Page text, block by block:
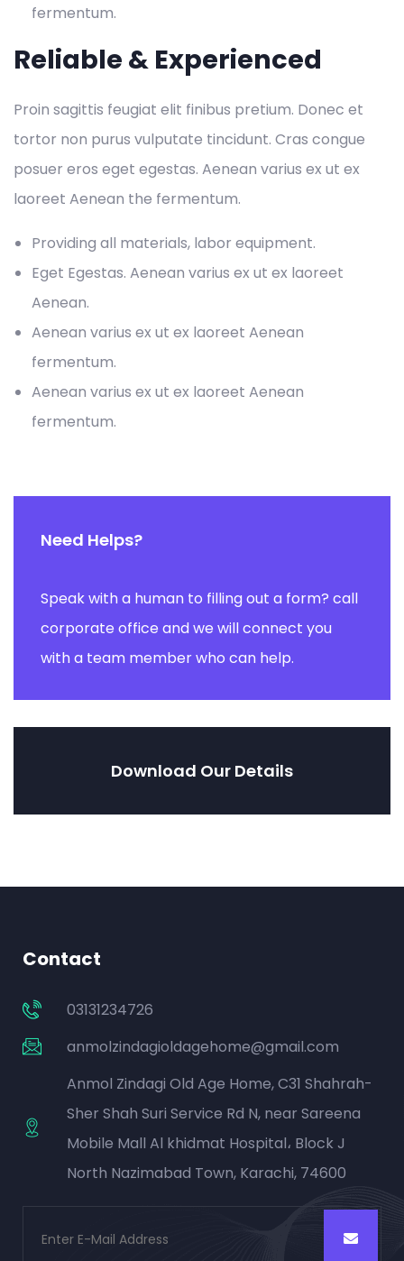
fermentum.
Reliable & Experienced
Proin sagittis feugiat elit finibus pretium. Donec et
tortor non purus vulputate tincidunt. Cras congue
posuer eros eget egestas. Aenean varius ex ut ex
laoreet Aenean the fermentum.
Providing all materials, labor equipment.
Eget Egestas. Aenean varius ex ut ex laoreet
Aenean.
Aenean varius ex ut ex laoreet Aenean
fermentum.
Aenean varius ex ut ex laoreet Aenean
fermentum.
Need Helps?
Speak with a human to filling out a form? call
corporate office and we will connect you
with a team member who can help.
Download Our Details
Contact
03131234726
anmolzindagioldagehome@gmail.com
Anmol Zindagi Old Age Home, C31 Shahrah-
Sher Shah Suri Service Rd N, near Sareena
Mobile Mall Al khidmat Hospital، Block J
North Nazimabad Town, Karachi, 74600